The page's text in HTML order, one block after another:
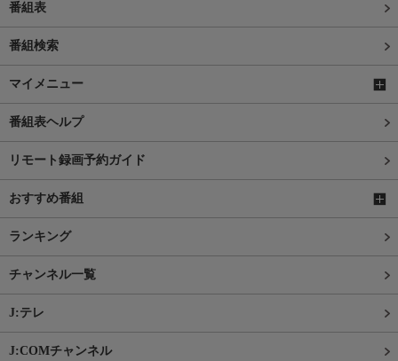
番組表
番組検索
マイメニュー
番組表ヘルプ
リモート録画予約ガイド
おすすめ番組
ランキング
チャンネル一覧
J:テレ
J:COMチャンネル